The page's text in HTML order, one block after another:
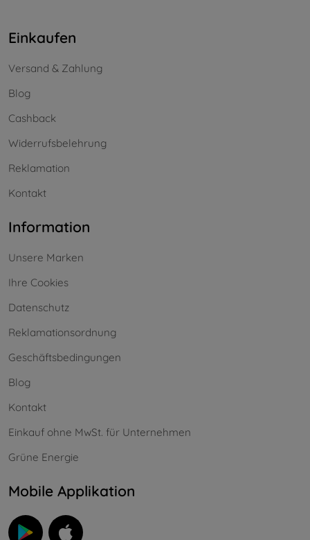
Einkaufen
Versand & Zahlung
Blog
Cashback
Widerrufsbelehrung
Reklamation
Kontakt
Information
Unsere Marken
Ihre Cookies
Datenschutz
Reklamationsordnung
Geschäftsbedingungen
Blog
Kontakt
Einkauf ohne MwSt. für Unternehmen
Grüne Energie
Mobile Applikation